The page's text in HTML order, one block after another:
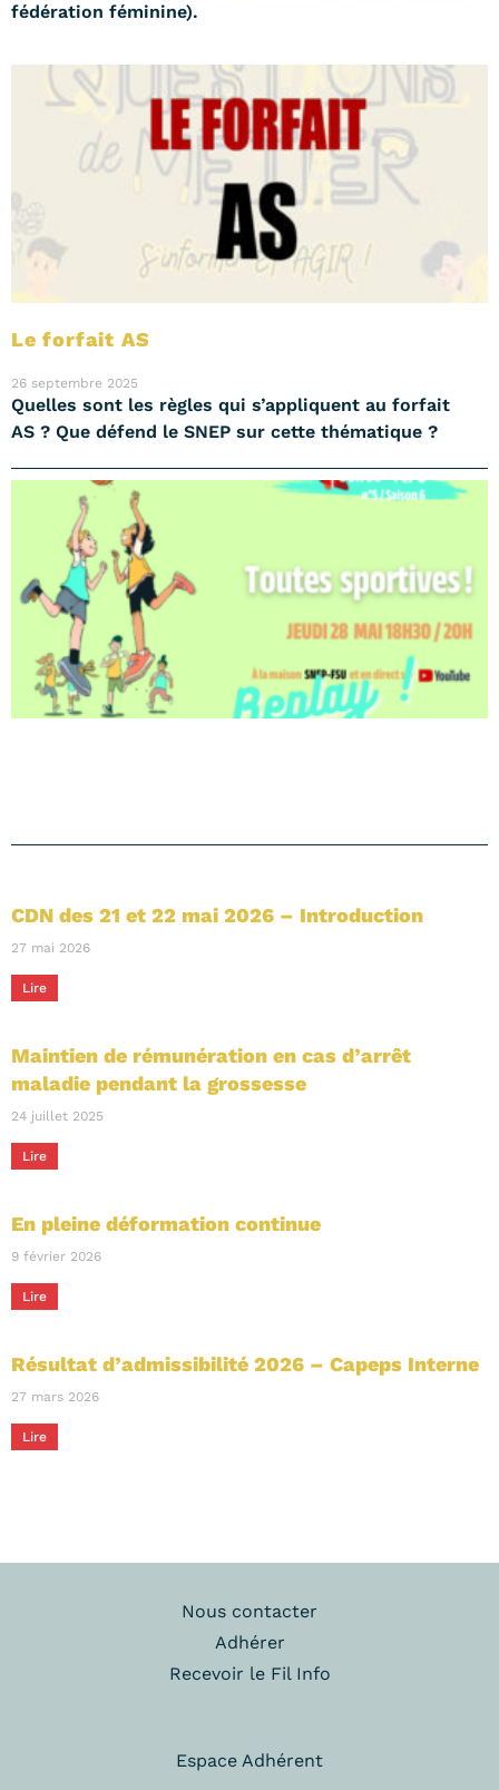
fédération féminine).
Le forfait AS
26 septembre 2025
Quelles sont les règles qui s’appliquent au forfait
AS ? Que défend le SNEP sur cette thématique ?
CDN des 21 et 22 mai 2026 – Introduction
27 mai 2026
Lire
Maintien de rémunération en cas d’arrêt
maladie pendant la grossesse
24 juillet 2025
Lire
En pleine déformation continue
9 février 2026
Lire
Résultat d’admissibilité 2026 – Capeps Interne
27 mars 2026
Lire
Nous contacter
Adhérer
Recevoir le Fil Info
Espace Adhérent